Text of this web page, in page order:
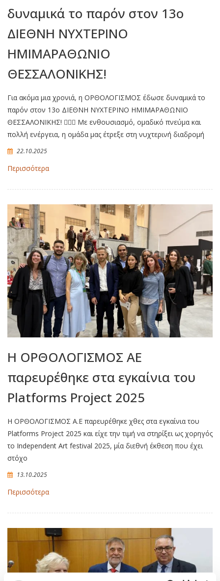
δυναμικά το παρόν στον 13ο
ΔΙΕΘΝΗ ΝΥΧΤΕΡΙΝΟ
ΗΜΙΜΑΡΑΘΩΝΙΟ
ΘΕΣΣΑΛΟΝΙΚΗΣ!
Για ακόμα μια χρονιά, η ΟΡΘΟΛΟΓΙΣΜΟΣ έδωσε δυναμικά το
παρόν στον 13ο ΔΙΕΘΝΗ ΝΥΧΤΕΡΙΝΟ ΗΜΙΜΑΡΑΘΩΝΙΟ
ΘΕΣΣΑΛΟΝΙΚΗΣ! 🏃‍♂️✨ Με ενθουσιασμό, ομαδικό πνεύμα και
πολλή ενέργεια, η ομάδα μας έτρεξε στη νυχτερινή διαδρομή
22.10.2025
Περισσότερα
Η ΟΡΘΟΛΟΓΙΣΜΟΣ ΑΕ
παρευρέθηκε στα εγκαίνια του
Platforms Project 2025
Η ΟΡΘΟΛΟΓΙΣΜΟΣ Α.Ε παρευρέθηκε χθες στα εγκαίνια του
Platforms Project 2025 και είχε την τιμή να στηρίξει ως χορηγός
το Independent Art festival 2025, μία διεθνή έκθεση που έχει
στόχο
13.10.2025
Περισσότερα